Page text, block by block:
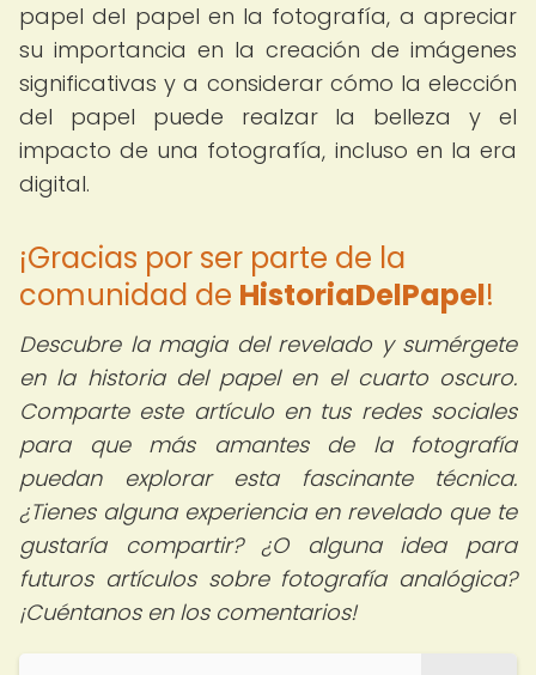
papel del papel en la fotografía, a apreciar
su importancia en la creación de imágenes
significativas y a considerar cómo la elección
del papel puede realzar la belleza y el
impacto de una fotografía, incluso en la era
digital.
¡Gracias por ser parte de la
comunidad de HistoriaDelPapel!
Descubre la magia del revelado y sumérgete
en la historia del papel en el cuarto oscuro.
Comparte este artículo en tus redes sociales
para que más amantes de la fotografía
puedan explorar esta fascinante técnica.
¿Tienes alguna experiencia en revelado que te
gustaría compartir? ¿O alguna idea para
futuros artículos sobre fotografía analógica?
¡Cuéntanos en los comentarios!